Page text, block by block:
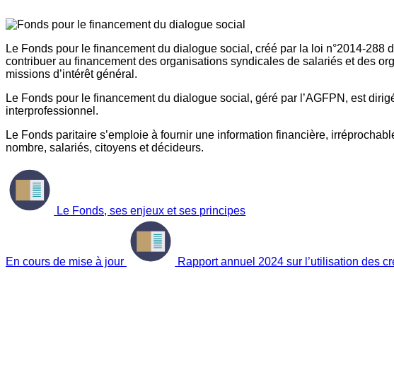
Le Fonds pour le financement du dialogue social, créé par la loi n°2014-
contribuer au financement des organisations syndicales de salariés et des
missions d’intérêt général.
Le Fonds pour le financement du dialogue social, géré par l’AGFPN, est
interprofessionnel.
Le Fonds paritaire s’emploie à fournir une information financière,
nombre, salariés, citoyens et décideurs.
Le Fonds, ses enjeux et ses principes
En cours de mise à jour Rapport annuel 2024 sur l’utilisation des